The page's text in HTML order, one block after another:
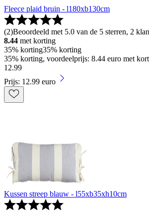
Fleece plaid bruin - l180xb130cm
(2)Beoordeeld met 5.0 van de 5 sterren, 2
8.44 met korting
35% korting35% korting
35% korting, voordeelprijs: 8.44 euro met
12.99
Prijs: 12.99 euro
Kussen streep blauw - l55xb35xh10cm